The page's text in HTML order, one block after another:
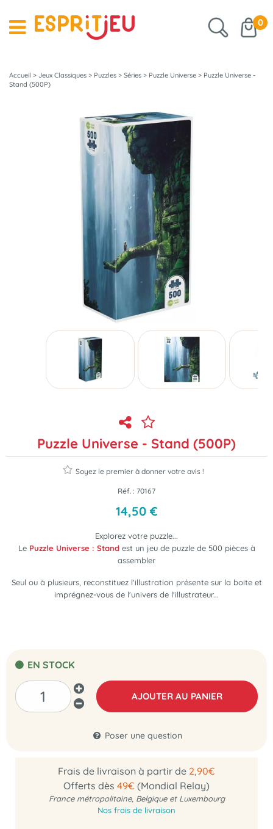
0
Accueil > Jeux Classiques > Puzzles > Séries > Puzzle Universe > Puzzle Universe -
Stand (500P)
Puzzle Universe - Stand (500P)
Soyez le premier à donner votre avis !
Réf. : 70167
14,50 €
Explorez votre puzzle...
Le Puzzle Universe : Stand est un jeu de puzzle de 500 pièces à
assembler
Seul ou à plusieurs, reconstituez l'illustration présente sur la boite et
imprégnez-vous de l'univers de l'illustrateur...
EN STOCK
AJOUTER AU PANIER
Poser une question
Frais de livraison à partir de 2,90€
Offerts dès 49€ (Mondial Relay)
France métropolitaine, Belgique et Luxembourg
Nos frais de livraison